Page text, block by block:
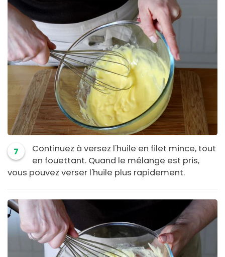
7
Continuez à versez l'huile en filet mince, tout
en fouettant. Quand le mélange est pris,
vous pouvez verser l'huile plus rapidement.